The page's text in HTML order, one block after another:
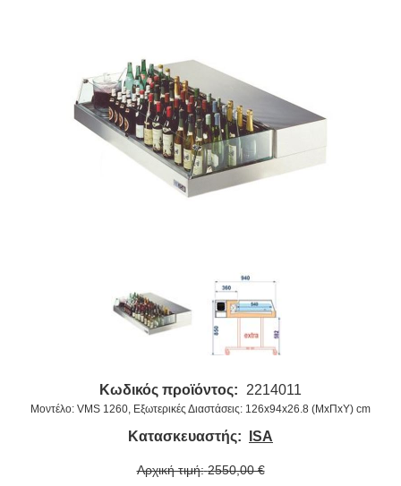
Κωδικός προϊόντος: 2214011
Μοντέλο: VMS 1260, Εξωτερικές Διαστάσεις: 126x94x26.8 (ΜxΠxΥ) cm
Κατασκευαστής: ISA
Αρχική τιμή: 2550,00 €